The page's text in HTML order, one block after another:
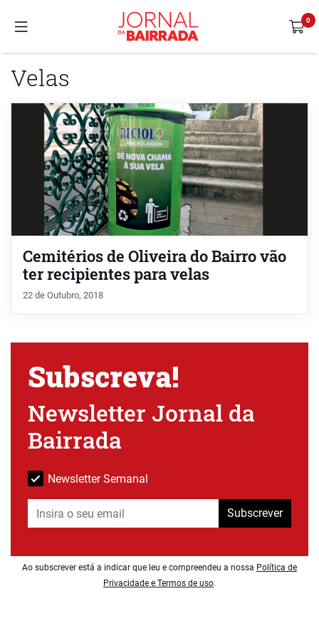
Velas
Cemitérios de Oliveira do Bairro vão
ter recipientes para velas
22 de Outubro, 2018
Subscreva!
Newsletter Jornal da
Bairrada
Newsletter Semanal
Subscrever
Ao subscrever está a indicar que leu e compreendeu a nossa Política de
Privacidade e Termos de uso.